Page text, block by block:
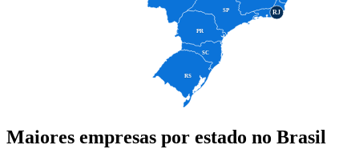
SP
SC
RS
PR
RJ
Maiores empresas por estado no Brasil